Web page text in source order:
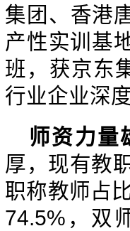
集团、香港
产性实训基
班，获京东
行业企业深
师资力量
厚，现有教
职称教师占
74.5%，双